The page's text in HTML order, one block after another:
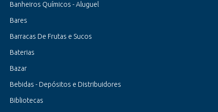
Banheiros Químicos - Aluguel
Bares
Barracas De Frutas e Sucos
Baterias
Bazar
Bebidas - Depósitos e Distribuidores
Bibliotecas